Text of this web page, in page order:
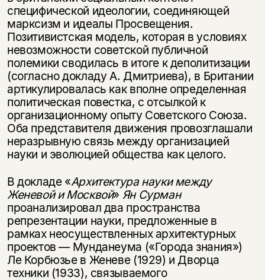
специфической идеологии, соединяющей
марксизм и идеалы Просвещения.
Позитивистская модель, которая в условиях
невозможности советской публичной
полемики сводилась в итоге к деполитизации
(согласно докладу А. Дмитриева), в Британии
артикулировалась как вполне определенная
политическая повестка, с отсылкой к
организационному опыту Советского Союза.
Оба представителя движения провозглашали
неразрывную связь между организацией
науки и эволюцией общества как целого.
В докладе «Архитектура науки между
Женевой и Москвой» Ян Сурман
проанализировал два пространства
репрезентации науки, предложенные в
рамках неосуществленных архитектурных
проектов — Мунданеума («Города знания»)
Ле Корбюзье в Женеве (1929) и Дворца
техники (1933), связываемого